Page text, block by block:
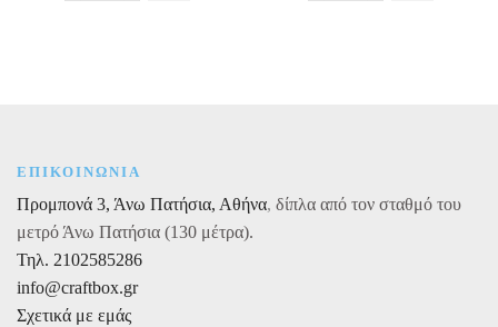
ΕΠΙΚΟΙΝΩΝΙΑ
Προμπονά 3, Άνω Πατήσια, Αθήνα, δίπλα από τον σταθμό του
μετρό Άνω Πατήσια (130 μέτρα).
Τηλ. 2102585286
info@craftbox.gr
Σχετικά με εμάς